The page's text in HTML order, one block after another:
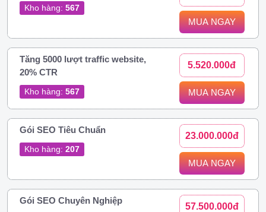
Kho hàng: 567
MUA NGAY
Tăng 5000 lượt traffic website,
20% CTR
Kho hàng: 567
5.520.000đ
MUA NGAY
Gói SEO Tiêu Chuẩn
Kho hàng: 207
23.000.000đ
MUA NGAY
Gói SEO Chuyên Nghiệp
57.500.000đ